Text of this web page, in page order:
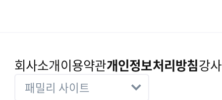
회사소개이용약관개인정보처리방침강